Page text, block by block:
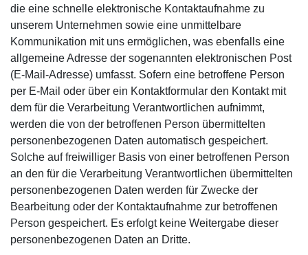
die eine schnelle elektronische Kontaktaufnahme zu
unserem Unternehmen sowie eine unmittelbare
Kommunikation mit uns ermöglichen, was ebenfalls eine
allgemeine Adresse der sogenannten elektronischen Post
(E-Mail-Adresse) umfasst. Sofern eine betroffene Person
per E-Mail oder über ein Kontaktformular den Kontakt mit
dem für die Verarbeitung Verantwortlichen aufnimmt,
werden die von der betroffenen Person übermittelten
personenbezogenen Daten automatisch gespeichert.
Solche auf freiwilliger Basis von einer betroffenen Person
an den für die Verarbeitung Verantwortlichen übermittelten
personenbezogenen Daten werden für Zwecke der
Bearbeitung oder der Kontaktaufnahme zur betroffenen
Person gespeichert. Es erfolgt keine Weitergabe dieser
personenbezogenen Daten an Dritte.